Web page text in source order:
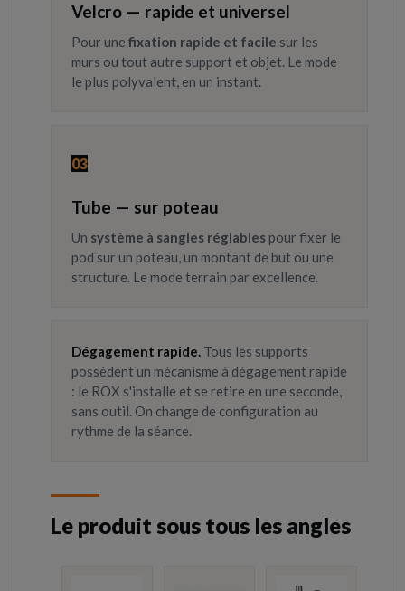
Velcro — rapide et universel
Pour une fixation rapide et facile sur les
murs ou tout autre support et objet. Le mode
le plus polyvalent, en un instant.
03
Tube — sur poteau
Un système à sangles réglables pour fixer le
pod sur un poteau, un montant de but ou une
structure. Le mode terrain par excellence.
Dégagement rapide. Tous les supports
possèdent un mécanisme à dégagement rapide
: le ROX s'installe et se retire en une seconde,
sans outil. On change de configuration au
rythme de la séance.
Le produit sous tous les angles